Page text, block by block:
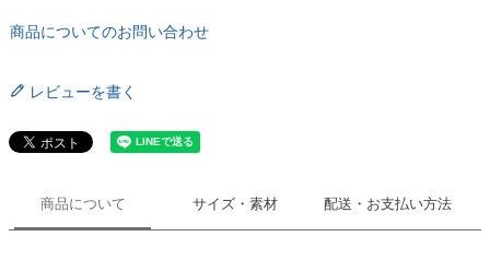
商品についてのお問い合わせ
レビューを書く
商品について サイズ・素材 配送・お支払い方法